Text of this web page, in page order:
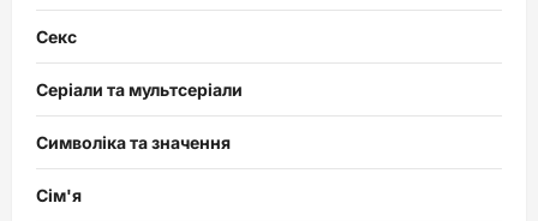
Секс
Серіали та мультсеріали
Символіка та значення
Сім'я